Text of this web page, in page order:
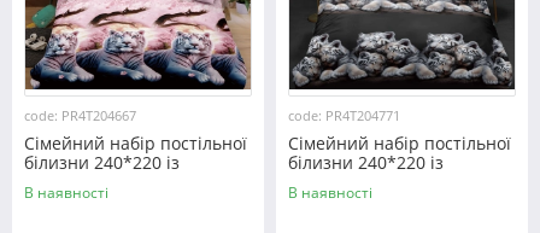
code: PR4T204667
Сімейний набір постільної
білизни 240*220 із
полікотону №204667
Черешенька™
В наявності
code: PR4T204771
Сімейний набір постільної
білизни 240*220 із
полікотону №204771
Черешенька™
В наявності